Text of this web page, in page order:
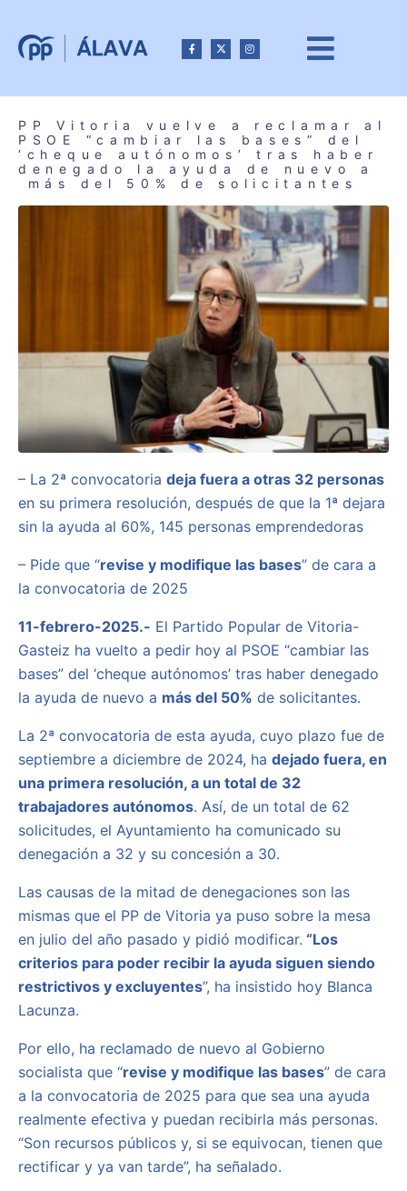
PP Vitoria vuelve a reclamar al
PSOE “cambiar las bases” del
‘cheque autónomos’ tras haber
denegado la ayuda de nuevo a
más del 50% de solicitantes
– La 2ª convocatoria deja fuera a otras 32 personas
en su primera resolución, después de que la 1ª dejara
sin la ayuda al 60%, 145 personas emprendedoras
– Pide que “revise y modifique las bases” de cara a
la convocatoria de 2025
11-febrero-2025.- El Partido Popular de Vitoria-
Gasteiz ha vuelto a pedir hoy al PSOE “cambiar las
bases” del ‘cheque autónomos’ tras haber denegado
la ayuda de nuevo a más del 50% de solicitantes.
La 2ª convocatoria de esta ayuda, cuyo plazo fue de
septiembre a diciembre de 2024, ha dejado fuera, en
una primera resolución, a un total de 32
trabajadores autónomos. Así, de un total de 62
solicitudes, el Ayuntamiento ha comunicado su
denegación a 32 y su concesión a 30.
Las causas de la mitad de denegaciones son las
mismas que el PP de Vitoria ya puso sobre la mesa
en julio del año pasado y pidió modificar. “Los
criterios para poder recibir la ayuda siguen siendo
restrictivos y excluyentes”, ha insistido hoy Blanca
Lacunza.
Por ello, ha reclamado de nuevo al Gobierno
socialista que “revise y modifique las bases” de cara
a la convocatoria de 2025 para que sea una ayuda
realmente efectiva y puedan recibirla más personas.
“Son recursos públicos y, si se equivocan, tienen que
rectificar y ya van tarde”, ha señalado.